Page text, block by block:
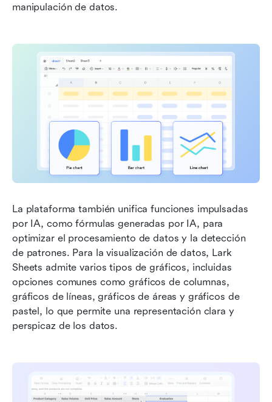
manipulación de datos.
La plataforma también unifica funciones impulsadas
por IA, como fórmulas generadas por IA, para
optimizar el procesamiento de datos y la detección
de patrones. Para la visualización de datos, Lark
Sheets admite varios tipos de gráficos, incluidas
opciones comunes como gráficos de columnas,
gráficos de líneas, gráficos de áreas y gráficos de
pastel, lo que permite una representación clara y
perspicaz de los datos.